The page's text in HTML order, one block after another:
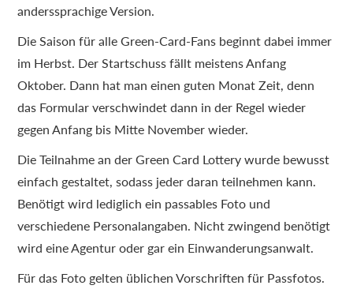
anderssprachige Version.
Die Saison für alle Green-Card-Fans beginnt dabei immer
im Herbst. Der Startschuss fällt meistens Anfang
Oktober. Dann hat man einen guten Monat Zeit, denn
das Formular verschwindet dann in der Regel wieder
gegen Anfang bis Mitte November wieder.
Die Teilnahme an der Green Card Lottery wurde bewusst
einfach gestaltet, sodass jeder daran teilnehmen kann.
Benötigt wird lediglich ein passables Foto und
verschiedene Personalangaben. Nicht zwingend benötigt
wird eine Agentur oder gar ein Einwanderungsanwalt.
Für das Foto gelten üblichen Vorschriften für Passfotos.